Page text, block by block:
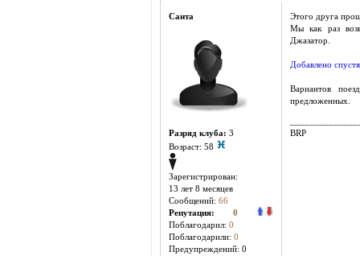
Санта
Разряд клуба: 3
Возраст: 58
Зарегистрирован:
13 лет 8 месяцев
Сообщений: 66
Репутация: 0
Поблагодарил: 0
Поблагодарили: 0
Предупреждений: 0
Этого друга
Мы как раз
Джазатор.
Добавлено
Вариантов
предложенных.
BRP